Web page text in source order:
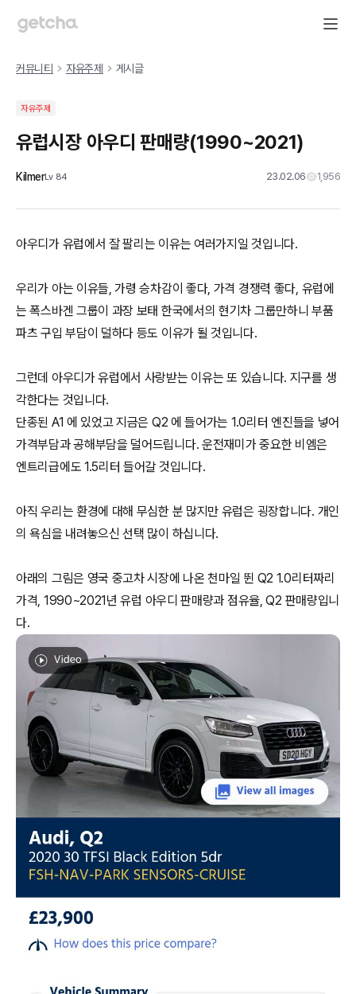
커뮤니티 자유주제 게시글
자유주제
유럽시장 아우디 판매량(1990~2021)
KilmerLv 84 23.02.06 1,956
아우디가 유럽에서 잘 팔리는 이유는 여러가지일 것입니다.
우리가 아는 이유들, 가령 승차감이 좋다, 가격 경쟁력 좋다, 유럽에
는 폭스바겐 그룹이 과장 보태 한국에서의 현기차 그룹만하니 부품
파츠 구입 부담이 덜하다 등도 이유가 될 것입니다.
그런데 아우디가 유럽에서 사랑받는 이유는 또 있습니다. 지구를 생
각한다는 것입니다.
단종된 A1 에 있었고 지금은 Q2 에 들어가는 1.0리터 엔진들을 넣어
가격부담과 공해부담을 덜어드립니다. 운전재미가 중요한 비엠은
엔트리급에도 1.5리터 들어갈 것입니다.
아직 우리는 환경에 대해 무심한 분 많지만 유럽은 굉장합니다. 개인
의 욕심을 내려놓으신 선택 많이 하십니다.
아래의 그림은 영국 중고차 시장에 나온 천마일 뛴 Q2 1.0리터짜리
가격, 1990~2021년 유럽 아우디 판매량과 점유율, Q2 판매량입니
다.